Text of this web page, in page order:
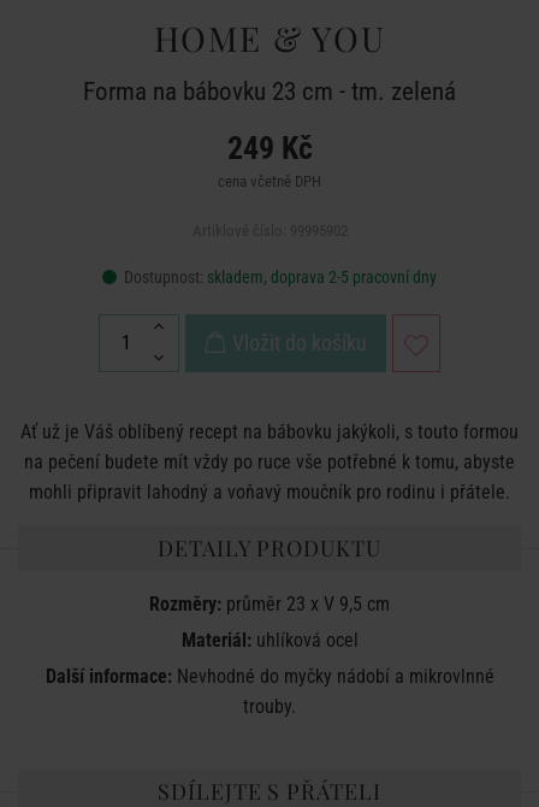
HOME & YOU
Forma na bábovku 23 cm - tm. zelená
249 Kč
cena včetně DPH
Dostupnost: skladem, doprava 2-5 pracovní dny
Vložit do košíku
Ať už je Váš oblíbený recept na bábovku jakýkoli, s touto formou
na pečení budete mít vždy po ruce vše potřebné k tomu, abyste
mohli připravit lahodný a voňavý moučník pro rodinu i přátele.
DETAILY PRODUKTU
Rozměry: průměr 23 x V 9,5 cm
Materiál:uhlíková ocel
Další informace:Nevhodné do myčky nádobí a mikrovlnné
trouby.
SDÍLEJTE S PŘÁTELI